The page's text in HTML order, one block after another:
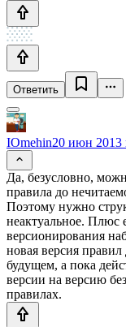
Ответить
IOmehin20 июн 2013
Да, безусловно,
правила до
Поэтому нужно
неактуальное. Плюс
версионирования
новая версия
будущем, а пока
версии на версию
правилах.